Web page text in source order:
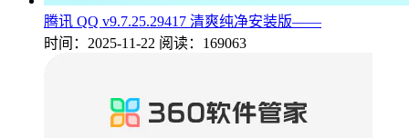
腾讯 QQ v9.7.25.29417 清爽纯净安装版——
时间：2025-11-22 阅读：169063